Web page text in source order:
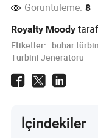
Görüntüleme: 8
Royalty Moody
Etiketler: buhar
Türbini Jeneratörü
İçindekiler